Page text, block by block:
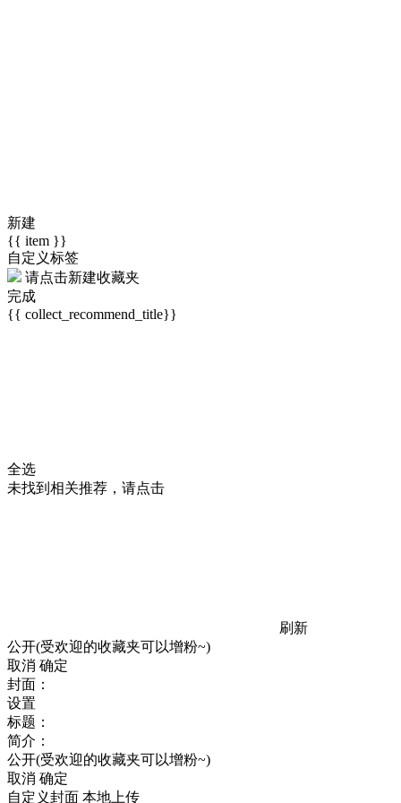
新建
{{ item }}
自定义标签
请点击新建收藏夹
完成
{{ collect_recommend_title}}
全选
未找到相关推荐，请点击
刷新
公开(受欢迎的收藏夹可以增粉~)
取消 确定
封面：
设置
标题：
简介：
公开(受欢迎的收藏夹可以增粉~)
取消 确定
自定义封面 本地上传